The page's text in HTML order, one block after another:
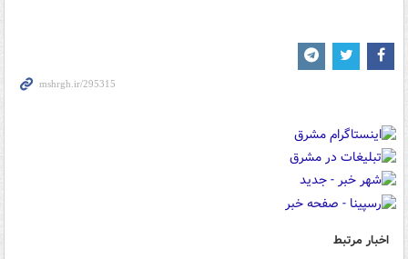
اخبار مرتبط